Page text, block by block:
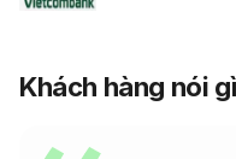
Khách hàng nói